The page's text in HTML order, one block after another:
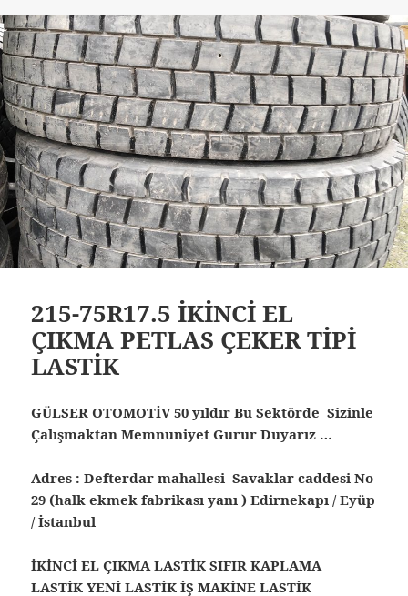
215-75R17.5 İKİNCİ EL
ÇIKMA PETLAS ÇEKER TİPİ
LASTİK
GÜLSER OTOMOTİV 50 yıldır Bu Sektörde Sizinle
Çalışmaktan Memnuniyet Gurur Duyarız …
Adres : Defterdar mahallesi Savaklar caddesi No
29 (halk ekmek fabrikası yanı ) Edirnekapı / Eyüp
/ İstanbul
İKİNCİ EL ÇIKMA LASTİK SIFIR KAPLAMA
LASTİK YENİ LASTİK İŞ MAKİNE LASTİK